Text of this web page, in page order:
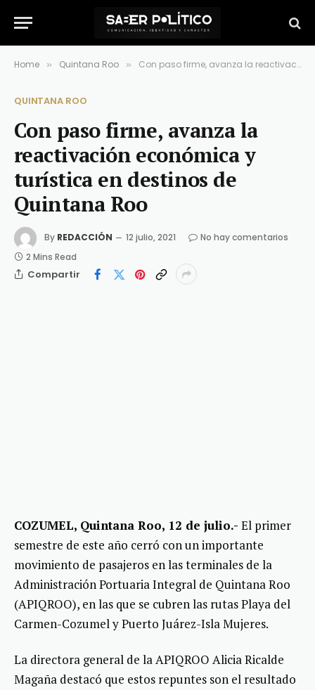
Home » Quintana Roo » Con paso firme, avanza la reactivación económica y turística en destinos de Quintana Roo
QUINTANA ROO
Con paso firme, avanza la
reactivación económica y
turística en destinos de
Quintana Roo
By REDACCIÓN 12 julio, 2021
No hay comentarios
2 Mins Read
Compartir
COZUMEL, Quintana Roo, 12 de julio.- El primer
semestre de este año cerró con un importante
movimiento de pasajeros en las terminales de la
Administración Portuaria Integral de Quintana Roo
(APIQROO), en las que se cubren las rutas Playa del
Carmen-Cozumel y Puerto Juárez-Isla Mujeres.
La directora general de la APIQROO Alicia Ricalde
Magaña destacó que estos repuntes son el resultado